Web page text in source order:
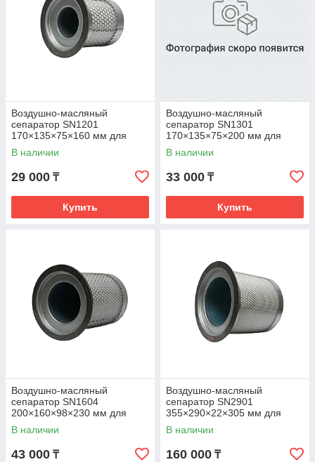
Воздушно-масляный
сепаратор SN1201
170×135×75×160 мм для
компрессоров 11–15 kW (6–
13 bar)
В наличии
29 000 ₸
Купить
Воздушно-масляный
сепаратор SN1301
170×135×75×200 мм для
компрессоров 18.5–22 kW
(6–13 bar)
В наличии
33 000 ₸
Купить
Воздушно-масляный
сепаратор SN1604
200×160×98×230 мм для
компрессоров 30–37 kW (6–
13 bar)
В наличии
43 000 ₸
Воздушно-масляный
сепаратор SN2901
355×290×22×305 мм для
компрессоров 55–75 kW (8–
12 bar)
В наличии
160 000 ₸